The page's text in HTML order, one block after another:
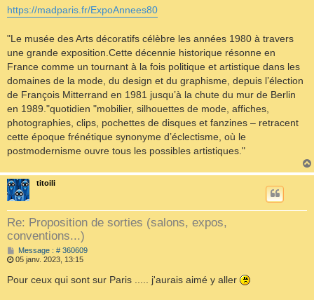
e
https://madparis.fr/ExpoAnnees80
"Le musée des Arts décoratifs célèbre les années 1980 à travers
une grande exposition.Cette décennie historique résonne en
France comme un tournant à la fois politique et artistique dans les
domaines de la mode, du design et du graphisme, depuis l’élection
de François Mitterrand en 1981 jusqu’à la chute du mur de Berlin
en 1989."quotidien "mobilier, silhouettes de mode, affiches,
photographies, clips, pochettes de disques et fanzines – retracent
cette époque frénétique synonyme d’éclectisme, où le
postmodernisme ouvre tous les possibles artistiques."
titoili
Re: Proposition de sorties (salons, expos,
conventions...)
Message : # 360609M
s
05 janv. 2023, 13:15
Pour ceux qui sont sur Paris ..... j'aurais aimé y aller